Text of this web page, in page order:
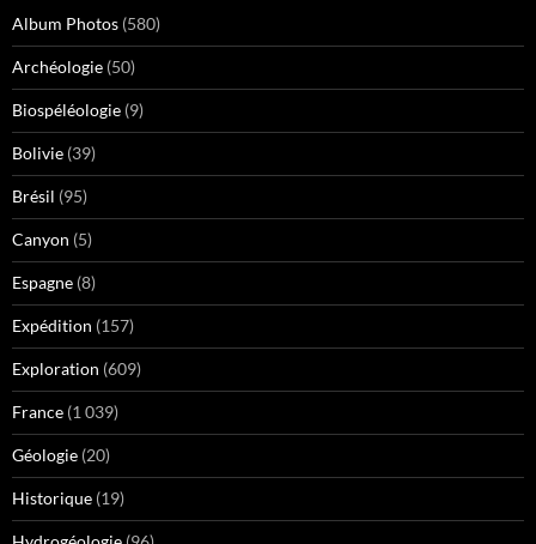
Album Photos (580)
Archéologie (50)
Biospéléologie (9)
Bolivie (39)
Brésil (95)
Canyon (5)
Espagne (8)
Expédition (157)
Exploration (609)
France (1 039)
Géologie (20)
Historique (19)